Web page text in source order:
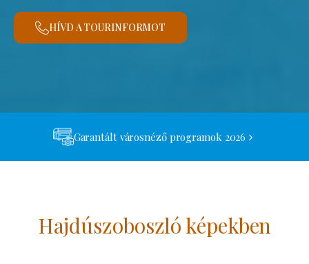
HÍVD A TOURINFORMOT
Garantált városnéző programok 2026
Hajdúszoboszló képekben